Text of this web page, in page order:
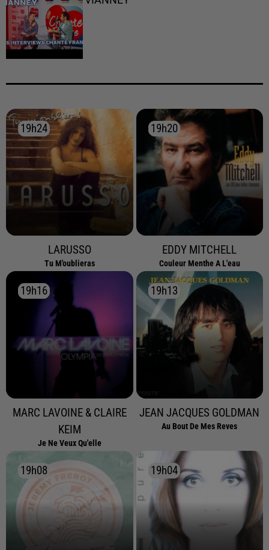
19h24
19h24
LARUSSO
Tu M'oublieras
19h20
19h20
EDDY MITCHELL
Couleur Menthe A L'eau
19h16
19h16
MARC LAVOINE & CLAIRE
KEIM
Je Ne Veux Qu'elle
19h13
19h13
JEAN JACQUES GOLDMAN
Au Bout De Mes Reves
19h08
19h08 19h04
19h04